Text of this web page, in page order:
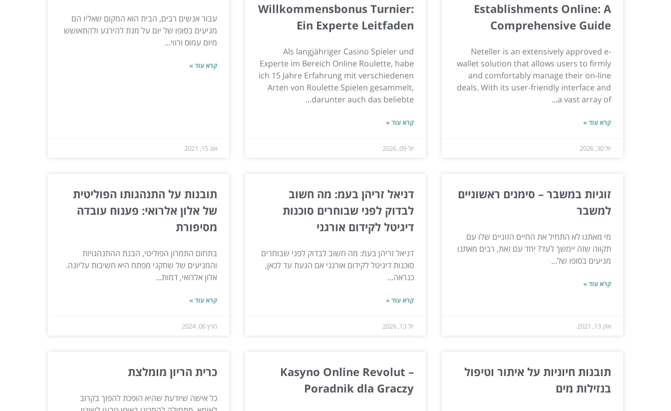
Establishments Online: A
Comprehensive Guide
Neteller is an extensively approved e-
wallet solution that allows users to firmly
and comfortably manage their on-line
deals. With its user-friendly interface and
a vast array of...
קרא עוד »
יול 30, 2026
Willkommensbonus Turnier:
Ein Experte Leitfaden
Als langjähriger Casino Spieler und
Experte im Bereich Online Roulette, habe
ich 15 Jahre Erfahrung mit verschiedenen
Arten von Roulette Spielen gesammelt,
darunter auch das beliebte...
קרא עוד »
יול 09, 2026
עבור אנשים רבים, הבית הוא המקום שאליו הם
מגיעים בסופו של יום על מנת להירגע ולהתאושש
מיום עמוס ורווי...
קרא עוד »
אוג 15, 2021
זוגיות במשבר – סימנים ראשוניים
למשבר
מי מאתנו לא התחיל את החיים הזוגיים שלו עם
תקווה שזה יימשך לעד? יחד עם זאת, רבים מאתנו
מגיעים בסופו של...
קרא עוד »
אוק 13, 2021
דניאל זריהן בעמ: מה חשוב
לבדוק לפני שבוחרים סוכנות
דיגיטל לקידום אורגני
דניאל זריהן בעמ: מה חשוב לבדוק לפני שבוחרים
סוכנות דיגיטל לקידום אורגני אם הגעת עד לכאן,
כנראה...
קרא עוד »
יול 13, 2026
תובנות על התנהגותו הפוליטית
של אלון אלרואי: פענוח עובדה
מסיפורת
בתחום התמרון הפוליטי, הבנת ההתנהגויות
והמניעים של שחקני מפתח היא חשיבות עליונה.
אלון אלרואי, דמות...
קרא עוד »
מרץ 06, 2024
תובנות חיוניות על איתור וטיפול
בנזילות מים
Kasyno Online Revolut –
Poradnik dla Graczy
כרית הריון מומלצת
כל אישה שיודעת שהיא הופכת להפוך בקרוב